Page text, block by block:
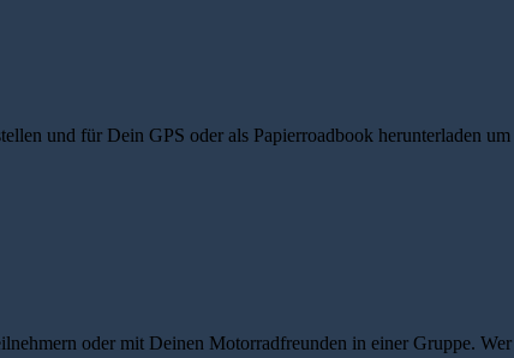
und für Dein GPS oder als Papierroadbook herunterladen
oder mit Deinen Motorradfreunden in einer Gruppe.